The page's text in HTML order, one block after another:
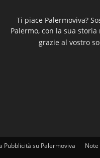
Ti piace Palermoviva?
Palermo, con la sua
grazie al vostro
Pubblicità su Palermoviva Note